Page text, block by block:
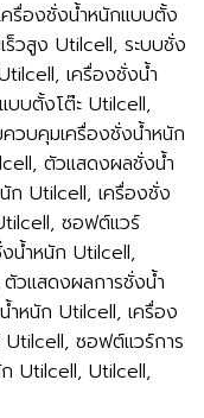
รื่องชั่งน้ำหนักแบบตั้ง
วสูง Utilcell, ระบบชั่ง
เครื่องชั่งน้ำ
บบตั้งโต๊ะ Utilcell,
วบคุมเครื่องชั่งน้ำหนัก
ตัวแสดงผลชั่งน้ำ
Utilcell, เครื่องชั่ง
ซอฟต์แวร์
น้ำหนัก Utilcell,
วแสดงผลการชั่งน้ำ
หนัก Utilcell, เครื่อง
Utilcell, ซอฟต์แวร์การ
Utilcell, Utilcell,